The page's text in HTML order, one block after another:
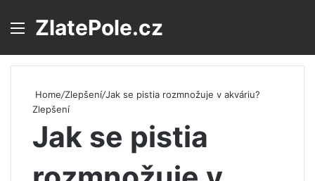
Menu
ZlatePole.cz
Home/Zlepšení/Jak se pistia rozmnožuje v akváriu?
Zlepšení
Jak se pistia